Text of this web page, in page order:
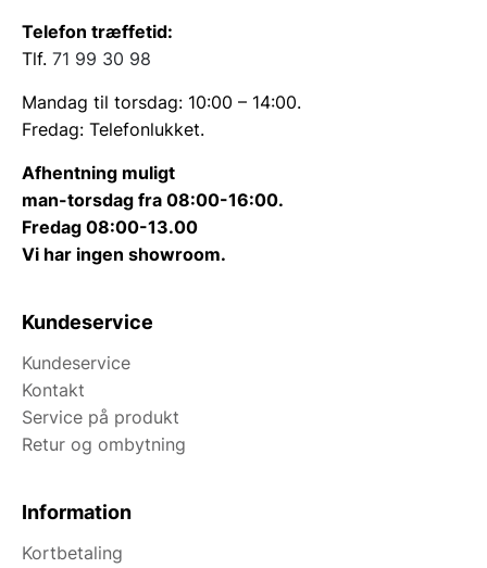
Telefon træffetid:
Tlf. 71 99 30 98
Mandag til torsdag: 10:00 – 14:00.
Fredag: Telefonlukket.
Afhentning muligt
man-torsdag fra 08:00-16:00.
Fredag 08:00-13.00
Vi har ingen showroom.
Kundeservice
Kundeservice
Kontakt
Service på produkt
Retur og ombytning
Information
Kortbetaling